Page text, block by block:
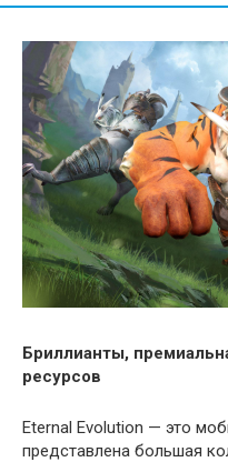
Бриллианты,
ресурсов
Eternal Evolution — это
представлена большая